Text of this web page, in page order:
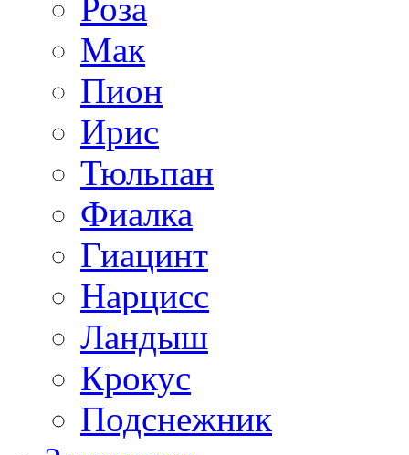
Роза
Мак
Пион
Ирис
Тюльпан
Фиалка
Гиацинт
Нарцисс
Ландыш
Крокус
Подснежник